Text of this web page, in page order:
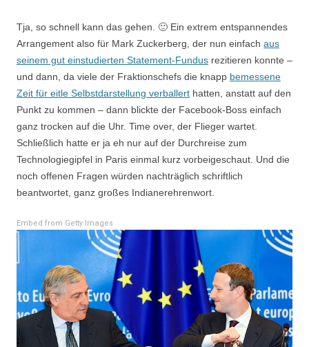
Tja, so schnell kann das gehen. 🙂 Ein extrem entspannendes
Arrangement also für Mark Zuckerberg, der nun einfach aus
seinem gut einstudierten Statement-Fundus rezitieren konnte –
und dann, da viele der Fraktionschefs die knapp bemessene
Zeit für eitle Selbstdarstellung verballert hatten, anstatt auf den
Punkt zu kommen – dann blickte der Facebook-Boss einfach
ganz trocken auf die Uhr. Time over, der Flieger wartet.
Schließlich hatte er ja eh nur auf der Durchreise zum
Technologiegipfel in Paris einmal kurz vorbeigeschaut. Und die
noch offenen Fragen würden nachträglich schriftlich
beantwortet, ganz großes Indianerehrenwort.
Embed from Getty Images